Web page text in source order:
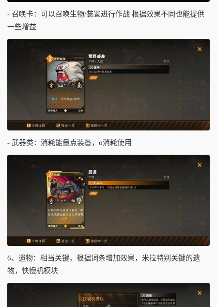
- 召唤卡：可以召唤生物/装置进行作战 根据效果不同也能提供
一些增益
- 武器类：消耗能量点装备，o消耗使用
6、遗物：相当关键，根据词条增加效果，米拉特别关键的遗
物，快慢机模块